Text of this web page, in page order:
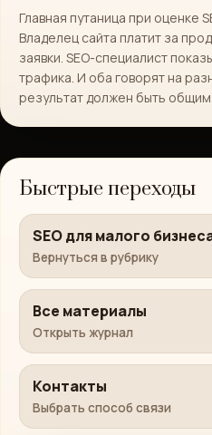
Главная путаница при оценке
Владелец сайта платит за
заявки. SEO-специалист
трафика. И оба говорят на
результат должен быть общим.
Быстрые переходы
SEO для малого
Вернуться в рубрику
Все материалы
Открыть журнал
Контакты
Выбрать способ связи